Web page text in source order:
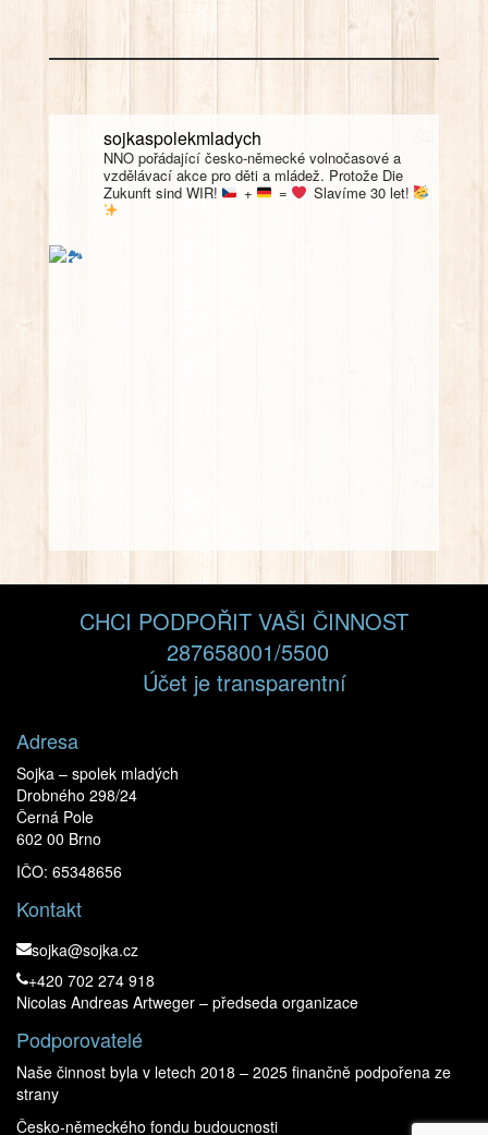
sojkaspolekmladych
NNO pořádající česko-německé volnočasové a
vzdělávací akce pro děti a mládež. Protože Die
Zukunft sind WIR!
+ = Slavíme 30 let!
CHCI PODPOŘIT VAŠI ČINNOST
287658001/5500
Účet je transparentní
Adresa
Sojka – spolek mladých
Drobného 298/24
Černá Pole
602 00 Brno
IČO: 65348656
Kontakt
sojka@sojka.cz
+420 702 274 918
Nicolas Andreas Artweger – předseda organizace
Podporovatelé
Naše činnost byla v letech 2018 – 2025 finančně podpořena ze
strany
Česko-německého fondu budoucnosti